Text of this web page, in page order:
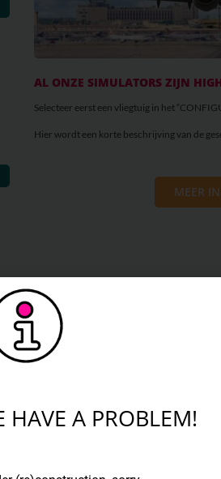
AL ONZE SIMULATORS ZIJN
Selecteer eerst een vliegtuig in het
Hier wordt een korte beschrijving van de
MEER
HAVE A PROBLEM!